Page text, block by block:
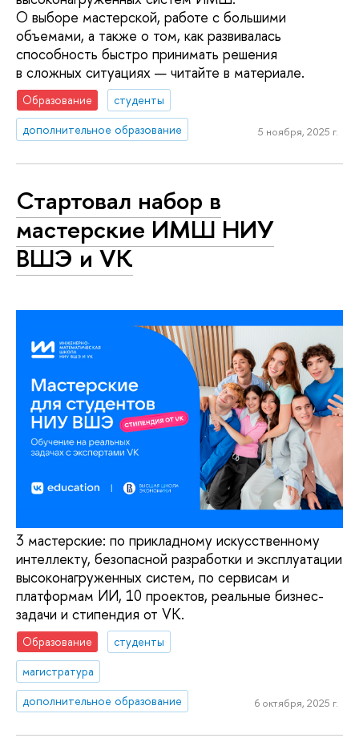
О выборе мастерской, работе с большими
объемами, а также о том, как развивалась
способность быстро принимать решения
в сложных ситуациях — читайте в материале.
Образование
студенты
дополнительное образование
5 ноября, 2025 г.
Стартовал набор в
мастерские ИМШ НИУ
ВШЭ и VK
3 мастерские: по прикладному искусственному
интеллекту, безопасной разработки и эксплуатации
высоконагруженных систем, по сервисам и
платформам ИИ, 10 проектов, реальные бизнес-
задачи и стипендия от VK.
Образование
студенты
магистратура
дополнительное образование
6 октября, 2025 г.